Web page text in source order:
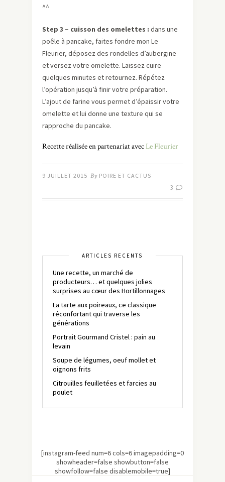
^^
Step 3 – cuisson des omelettes : dans une
poêle à pancake, faites fondre mon Le
Fleurier, déposez des rondelles d’aubergine
et versez votre omelette. Laissez cuire
quelques minutes et retournez. Répétez
l’opération jusqu’à finir votre préparation.
L’ajout de farine vous permet d’épaissir votre
omelette et lui donne une texture qui se
rapproche du pancake.
Recette réalisée en partenariat avecLe Fleurier
9 JUILLET 2015 By POIRE ET CACTUS
3
ARTICLES RÉCENTS
Une recette, un marché de
producteurs… et quelques jolies
surprises au cœur des Hortillonnages
La tarte aux poireaux, ce classique
réconfortant qui traverse les
générations
Portrait Gourmand Cristel : pain au
levain
Soupe de légumes, oeuf mollet et
oignons frits
Citrouilles feuilletées et farcies au
poulet
[instagram-feed num=6 cols=6 imagepadding=0
showheader=false showbutton=false
showfollow=false disablemobile=true]